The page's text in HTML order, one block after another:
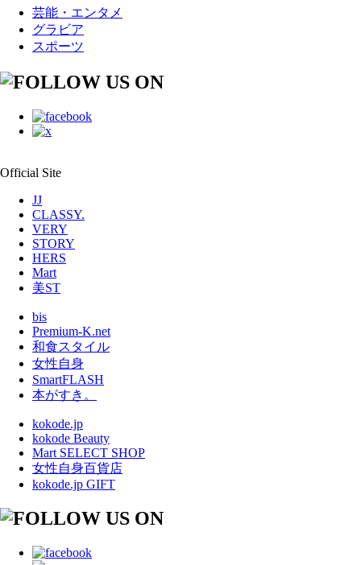
芸能・エンタメ
グラビア
スポーツ
Official Site
JJ
CLASSY.
VERY
STORY
HERS
Mart
美ST
bis
Premium-K.net
和食スタイル
女性自身
SmartFLASH
本がすき。
kokode.jp
kokode Beauty
Mart SELECT SHOP
女性自身百貨店
kokode.jp GIFT